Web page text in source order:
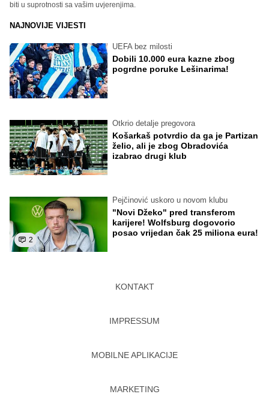
biti u suprotnosti sa vašim uvjerenjima.
NAJNOVIJE VIJESTI
UEFA bez milosti
Dobili 10.000 eura kazne zbog
pogrdne poruke Lešinarima!
Otkrio detalje pregovora
Košarkaš potvrdio da ga je Partizan
želio, ali je zbog Obradovića
izabrao drugi klub
2
Pejčinović uskoro u novom klubu
"Novi Džeko" pred transferom
karijere! Wolfsburg dogovorio
posao vrijedan čak 25 miliona eura!
KONTAKT
IMPRESSUM
MOBILNE APLIKACIJE
MARKETING